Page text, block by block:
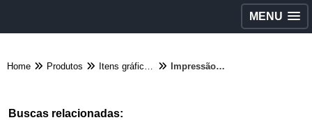
MENU
Home Produtos Itens gráficos - Categoria Impressão de folder 3 dobras
Buscas relacionadas: